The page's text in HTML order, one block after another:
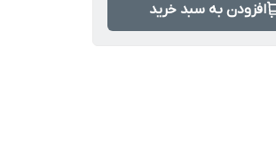
افزودن به سبد خرید